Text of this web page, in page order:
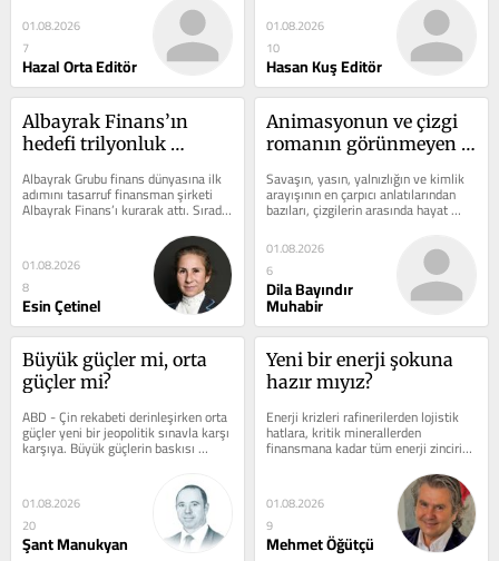
01.08.2026
7
Hazal Orta Editör
01.08.2026
10
Hasan Kuş Editör
Albayrak Finans’ın
hedefi trilyonluk
kurmak
Albayrak Grubu finans dünyasına ilk
adımını tasarruf finansman şirketi
Albayrak Finans’ı kurarak attı. Sırada
finansın diğer alanlarına...
01.08.2026
8
Esin Çetinel
Animasyonun ve çizgi
romanın görünmeyen
Savaşın, yasın, yalnızlığın ve kimlik
arayışının en çarpıcı anlatılarından
bazıları, çizgilerin arasında hayat
buluyor. Grafik...
01.08.2026
6
Dila Bayındır
Muhabir
Büyük güçler mi, orta
güçler mi?
ABD - Çin rekabeti derinleşirken orta
güçler yeni bir jeopolitik sınavla karşı
karşıya. Büyük güçlerin baskısı
altında kalan...
01.08.2026
20
Şant Manukyan
Yeni bir enerji şokuna
hazır mıyız?
Enerji krizleri rafinerilerden lojistik
hatlara, kritik minerallerden
finansmana kadar tüm enerji zincirini
etkileyen çok boyutlu bir riske...
01.08.2026
9
Mehmet Öğütçü